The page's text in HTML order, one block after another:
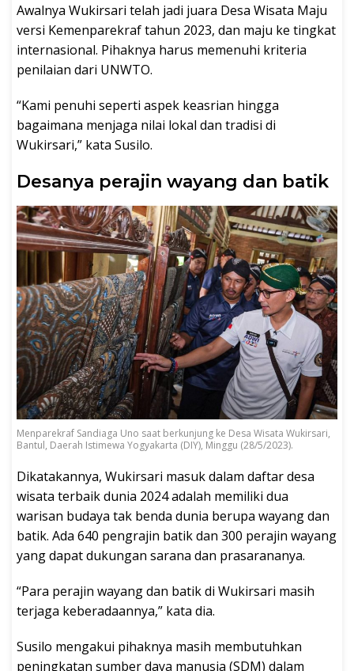
Awalnya Wukirsari telah jadi juara Desa Wisata Maju
versi Kemenparekraf tahun 2023, dan maju ke tingkat
internasional. Pihaknya harus memenuhi kriteria
penilaian dari UNWTO.
“Kami penuhi seperti aspek keasrian hingga
bagaimana menjaga nilai lokal dan tradisi di
Wukirsari,” kata Susilo.
Desanya perajin wayang dan batik
Menparekraf Sandiaga Uno saat berkunjung ke Desa Wisata Wukirsari,
Bantul, Daerah Istimewa Yogyakarta (DIY), Minggu (28/5/2023).
Dikatakannya, Wukirsari masuk dalam daftar desa
wisata terbaik dunia 2024 adalah memiliki dua
warisan budaya tak benda dunia berupa wayang dan
batik. Ada 640 pengrajin batik dan 300 perajin wayang
yang dapat dukungan sarana dan prasarananya.
“Para perajin wayang dan batik di Wukirsari masih
terjaga keberadaannya,” kata dia.
Susilo mengakui pihaknya masih membutuhkan
peningkatan sumber daya manusia (SDM) dalam